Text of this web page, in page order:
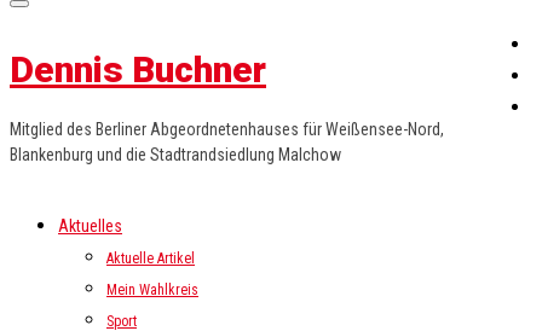
Dennis Buchner
Mitglied des Berliner Abgeordnetenhauses für Weißensee-Nord,
Blankenburg und die Stadtrandsiedlung Malchow
Aktuelles
Aktuelle Artikel
Mein Wahlkreis
Sport